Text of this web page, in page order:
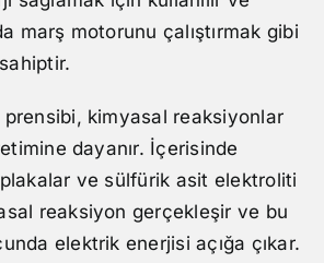
marş motorunu çalıştırmak gibi
prensibi, kimyasal reaksiyonlar
dayanır. İçerisinde
ve sülfürik asit elektroliti
reaksiyon gerçekleşir ve bu
elektrik enerjisi açığa çıkar.